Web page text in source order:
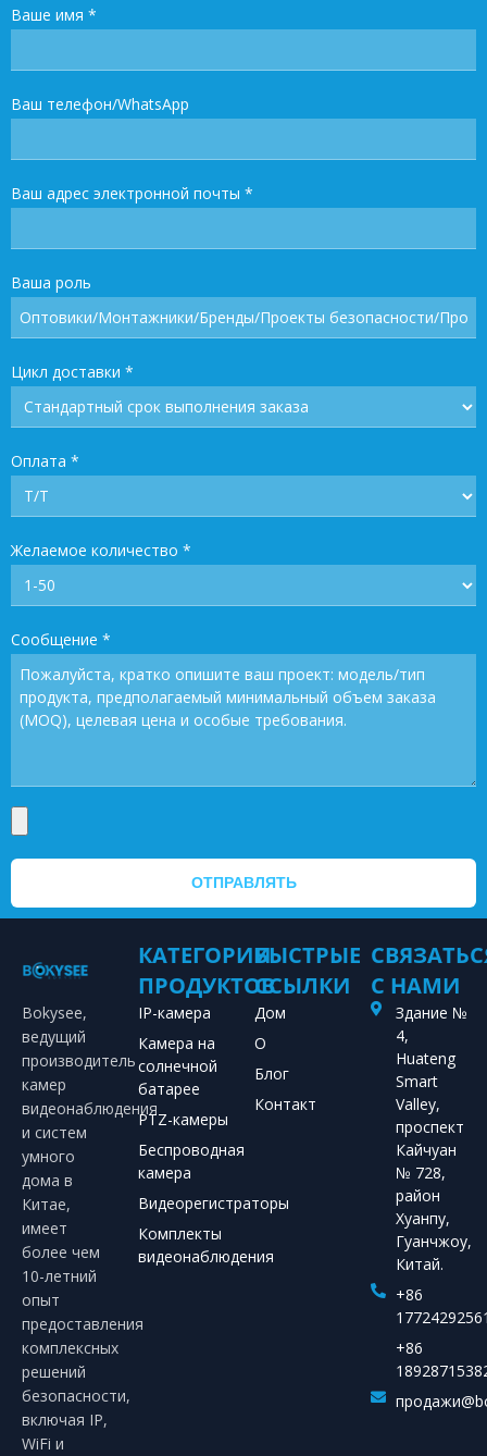
Ваше имя *
Ваш телефон/WhatsApp
Ваш адрес электронной почты *
Ваша роль
Цикл доставки *
Оплата *
Желаемое количество *
Сообщение *
ОТПРАВЛЯТЬ
Bokysee,
ведущий
производитель
камер
видеонаблюдения
и систем
умного
дома в
Китае,
имеет
более чем
10-летний
опыт
предоставления
комплексных
решений
безопасности,
включая IP,
WiFi и
КАТЕГОРИИ
ПРОДУКТОВ
IP-камера
Камера на
солнечной
батарее
PTZ-камеры
Беспроводная
камера
Видеорегистраторы
Комплекты
видеонаблюдения
БЫСТРЫЕ
ССЫЛКИ
Дом
О
Блог
Контакт
С НАМИ
Здание №
4,
Huateng
Smart
Valley,
проспект
Кайчуан
№ 728,
район
Хуанпу,
Гуанчжоу,
Китай.
+86
+86